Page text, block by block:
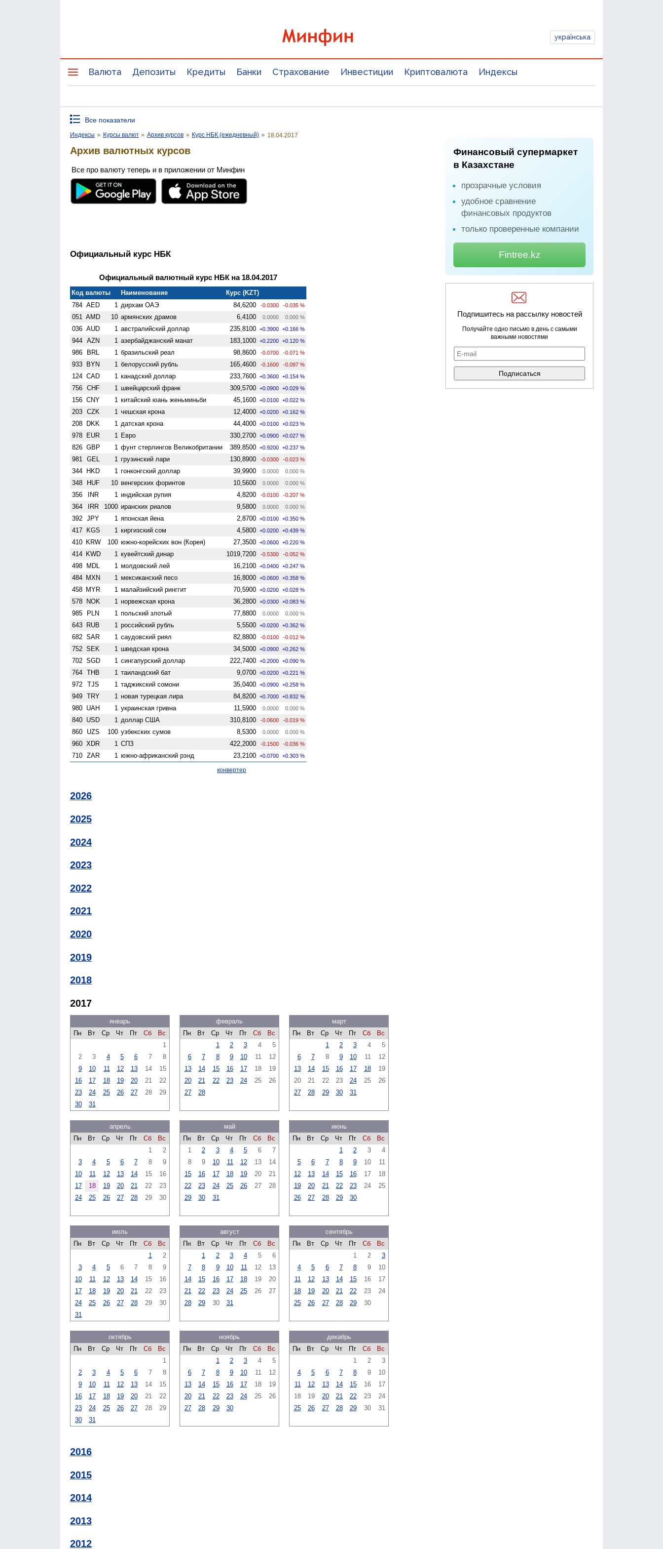
українська
Валюта Депозиты Кредиты Банки Страхование Инвестиции Криптовалюта Индексы
Все показатели
Индексы » Курсы валют » Архив курсов » Курс НБК (ежедневный) » 18.04.2017
Архив валютных курсов
Все про валюту теперь и в приложении от Минфин
Официальный курс НБК
Официальный валютный курс НБК на 18.04.2017
Код валюты Наименование
Курс (KZT)
784 AED 1 дирхам ОАЭ 84,6200 -0.0300 -0.035 %
051 AMD 10 армянских драмов 6,4100 0.0000 0.000 %
036 AUD 1 австралийский доллар 235,8100 +0.3900 +0.166 %
944 AZN 1 азербайджанский манат 183,1000 +0.2200 +0.120 %
986 BRL 1 бразильский реал 98,8600 -0.0700 -0.071 %
933 BYN 1 белорусский рубль 165,4600 -0.1600 -0.097 %
124 CAD 1 канадский доллар 233,7600 +0.3600 +0.154 %
756 CHF 1 швейцарский франк 309,5700 +0.0900 +0.029 %
156 CNY 1 китайский юань женьминьби 45,1600 +0.0100 +0.022 %
203 CZK 1 чешская крона 12,4000 +0.0200 +0.162 %
208 DKK 1 датская крона 44,4000 +0.0100 +0.023 %
978 EUR 1 Евро 330,2700 +0.0900 +0.027 %
826 GBP 1 фунт стерлингов Велико­британии 389,8500 +0.9200 +0.237 %
981 GEL 1 грузинский лари 130,8900 -0.0300 -0.023 %
344 HKD 1 гонконгский доллар 39,9900 0.0000 0.000 %
348 HUF 10 венгерских форинтов 10,5600 0.0000 0.000 %
356 INR 1 индийская рупия 4,8200 -0.0100 -0.207 %
364 IRR 1000 иранских риалов 9,5800 0.0000 0.000 %
392 JPY 1 японская йена 2,8700 +0.0100 +0.350 %
417 KGS 1 киргизский сом 4,5800 +0.0200 +0.439 %
410 KRW 100 южно-корейских вон (Корея) 27,3500 +0.0600 +0.220 %
414 KWD 1 кувейтский динар 1019,7200 -0.5300 -0.052 %
498 MDL 1 молдовский лей 16,2100 +0.0400 +0.247 %
484 MXN 1 мексиканский песо 16,8000 +0.0600 +0.358 %
458 MYR 1 малайзийский ринггит 70,5900 +0.0200 +0.028 %
578 NOK 1 норвежская крона 36,2800 +0.0300 +0.083 %
985 PLN 1 польский злотый 77,8800 0.0000 0.000 %
643 RUB 1 российский рубль 5,5500 +0.0200 +0.362 %
682 SAR 1 саудовский риял 82,8800 -0.0100 -0.012 %
752 SEK 1 шведская крона 34,5000 +0.0900 +0.262 %
702 SGD 1 сингапурский доллар 222,7400 +0.2000 +0.090 %
764 THB 1 таиландский бат 9,0700 +0.0200 +0.221 %
972 TJS 1 таджикский сомони 35,0400 +0.0900 +0.258 %
949 TRY 1 новая турецкая лира 84,8200 +0.7000 +0.832 %
980 UAH 1 украинская гривна 11,5900 0.0000 0.000 %
840 USD 1 доллар США 310,8100 -0.0600 -0.019 %
860 UZS 100 узбекских сумов 8,5300 0.0000 0.000 %
960 XDR 1 СПЗ 422,2000 -0.1500 -0.036 %
710 ZAR 1 южно-африканский рэнд 23,2100 +0.0700 +0.303 %
конвертер
2026
2025
2024
2023
2022
2021
2020
2019
2018
2017
январь
Пн
Вт Ср Чт Пт Сб
Вс
1
2
3 4 5 6 7
8
9
10 11 12 13 14
15
16
17 18 19 20 21
22
23
24 25 26 27 28
29
30
31
февраль
Пн
Вт Ср Чт Пт Сб
Вс
1
2 3 4
5
6
7 8 9 10 11
12
13
14 15 16 17 18
19
20
21 22 23 24 25
26
27
28
март
Пн
Вт Ср Чт Пт Сб
Вс
1
2 3 4
5
6
7 8 9 10 11
12
13
14 15 16 17 18
19
20
21 22 23 24 25
26
27
28 29 30 31
апрель
Пн
Вт Ср Чт Пт Сб
Вс
1
2
3
4 5 6 7 8
9
10
11 12 13 14 15
16
17
18 19 20 21 22
23
24
25 26 27 28 29 30
май
Пн
Вт Ср Чт Пт Сб
Вс
1
2 3 4 5 6
7
8
9 10 11 12 13
14
15
16 17 18 19 20
21
22
23 24 25 26 27
28
29
30 31
июнь
Пн
Вт Ср Чт Пт Сб
Вс
1
2 3
4
5
6 7 8 9 10
11
12
13 14 15 16 17
18
19
20 21 22 23 24
25
26
27 28 29 30
июль
Пн
Вт Ср Чт Пт Сб
Вс
1
2
3
4 5 6 7 8
9
10
11 12 13 14 15
16
17
18 19 20 21 22
23
24
25 26 27 28 29
30
31
август
Пн
Вт Ср Чт Пт Сб
Вс
1
2 3 4 5
6
7
8 9 10 11 12
13
14
15 16 17 18 19
20
21
22 23 24 25 26
27
28
29 30 31
сентябрь
Пн
Вт Ср Чт Пт Сб
Вс
1
2
3
4
5 6 7 8 9
10
11
12 13 14 15 16
17
18
19 20 21 22 23
24
25
26 27 28 29 30
октябрь
Пн
Вт Ср Чт Пт Сб
Вс
1
2
3 4 5 6 7
8
9
10 11 12 13 14
15
16
17 18 19 20 21
22
23
24 25 26 27 28
29
30
31
ноябрь
Пн
Вт Ср Чт Пт Сб
Вс
1
2 3 4
5
6
7 8 9 10 11
12
13
14 15 16 17 18
19
20
21 22 23 24 25
26
27
28 29 30
декабрь
Пн
Вт Ср Чт Пт Сб
Вс
1
2
3
4
5 6 7 8 9
10
11
12 13 14 15 16
17
18
19 20 21 22 23
24
25
26 27 28 29 30 31
2016
2015
2014
2013
2012
Финансовый супермаркет
в Казахстане
прозрачные условия
удобное сравнение
финансовых продуктов
только проверенные компании
Fintree.kz
Подпишитесь на рассылку новостей
Получайте одно письмо в день с самыми
важными новостями